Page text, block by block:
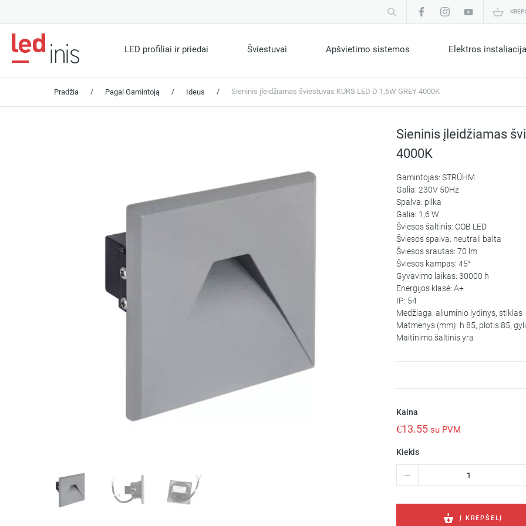
LED profiliai ir priedai Šviestuvai Apšvietimo sistemos Elektros instaliacija
Pradžia / Pagal Gamintoją / Ideus / Sieninis įleidžiamas šviestuvas KURS LED D 1,6W GREY 4000K
Sieninis įleidžiamas
4000K
Gamintojas: STRÜHM
Galia: 230V 50Hz
Spalva: pilka
Galia: 1,6 W
Šviesos šaltinis: COB LED
Šviesos spalva: neutrali balta
Šviesos srautas: 70 lm
Šviesos kampas: 45°
Gyvavimo laikas: 30000 h
Energijos klasė: A+
IP: 54
Medžiaga: aliuminio lydinys, stiklas
Matmenys (mm): h 85, plotis 85,
Maitinimo šaltinis yra
Kaina
€13.55 su PVM
Kiekis
įleidžiamas
šviestuvas
Į KREPŠELĮ